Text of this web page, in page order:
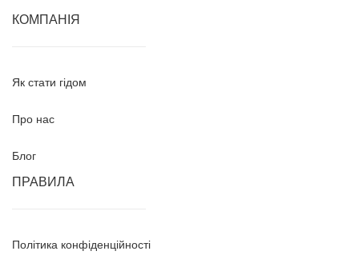
КОМПАНІЯ
Як стати гідом
Про нас
Блог
ПРАВИЛА
Політика конфіденційності